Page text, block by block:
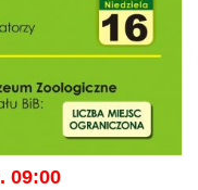
09:00